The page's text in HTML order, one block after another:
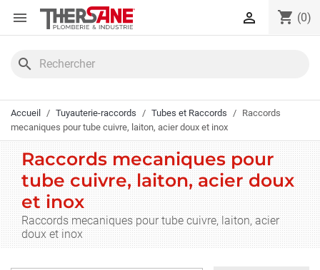
Panneau de gestion des cookies
 shopping_cart (0)

search
Accueil Tuyauterie-raccords Tubes et Raccords
Raccords
mecaniques pour tube cuivre, laiton, acier doux et inox
Raccords mecaniques pour
tube cuivre, laiton, acier doux
et inox
Raccords mecaniques pour tube cuivre, laiton, acier
doux et inox